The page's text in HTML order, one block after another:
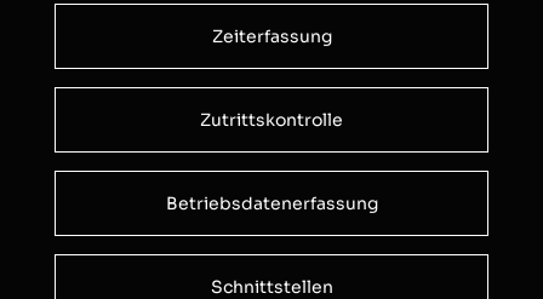
Zeiterfassung
Zutrittskontrolle
Betriebsdatenerfassung
Schnittstellen